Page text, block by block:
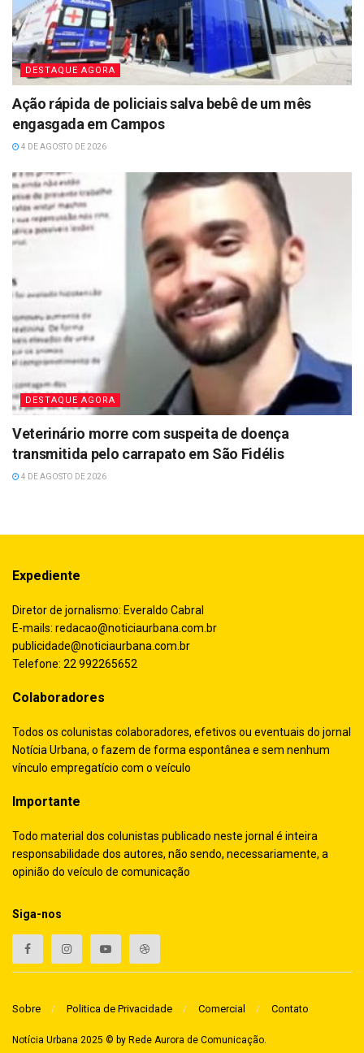
DESTAQUE AGORA
Ação rápida de policiais salva bebê de um mês
engasgada em Campos
4 DE AGOSTO DE 2026
DESTAQUE AGORA
Veterinário morre com suspeita de doença
transmitida pelo carrapato em São Fidélis
4 DE AGOSTO DE 2026
Expediente
Diretor de jornalismo: Everaldo Cabral
E-mails: redacao@noticiaurbana.com.br
publicidade@noticiaurbana.com.br
Telefone: 22 992265652
Colaboradores
Todos os colunistas colaboradores, efetivos ou eventuais do jornal
Notícia Urbana, o fazem de forma espontânea e sem nenhum
vínculo empregatício com o veículo
Importante
Todo material dos colunistas publicado neste jornal é inteira
responsabilidade dos autores, não sendo, necessariamente, a
opinião do veículo de comunicação
Siga-nos
Sobre Politica de Privacidade Comercial Contato
Notícia Urbana 2025 © by Rede Aurora de Comunicação.